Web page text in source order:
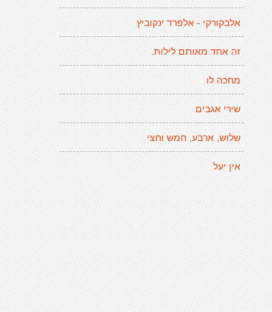
אלבקורקי - אלפרד ינקוביץ
זה אחד מאותם לילות.
מחכה לו
שירי אגבים
שלוש, ארבע, חמש וחצי
אין יעל